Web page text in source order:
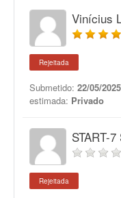
Vinícius
Rejeitada
Submetido: 22/05/
estimada: Privado
START-7
Rejeitada